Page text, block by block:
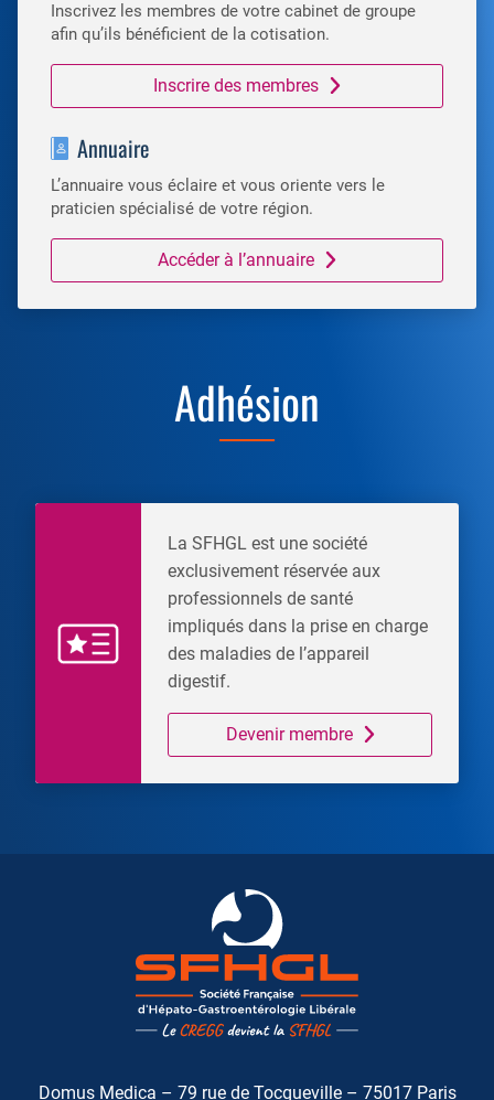
Inscrivez les membres de votre cabinet de groupe
afin qu’ils bénéficient de la cotisation.
Inscrire des membres
Annuaire
L’annuaire vous éclaire et vous oriente vers le
praticien spécialisé de votre région.
Accéder à l’annuaire
Adhésion
La SFHGL est une société
exclusivement réservée aux
professionnels de santé
impliqués dans la prise en charge
des maladies de l’appareil
digestif.
Devenir membre
Domus Medica – 79 rue de Tocqueville – 75017 Paris